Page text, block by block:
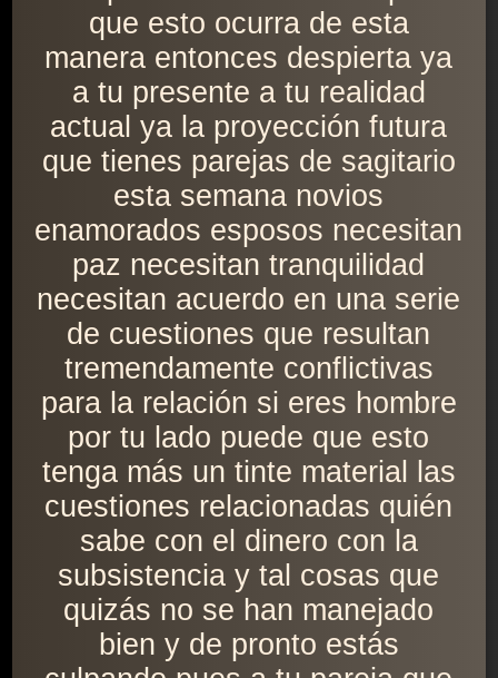
que esto ocurra de esta
manera entonces despierta ya
a tu presente a tu realidad
actual ya la proyección futura
que tienes parejas de sagitario
esta semana novios
enamorados esposos necesitan
paz necesitan tranquilidad
necesitan acuerdo en una serie
de cuestiones que resultan
tremendamente conflictivas
para la relación si eres hombre
por tu lado puede que esto
tenga más un tinte material las
cuestiones relacionadas quién
sabe con el dinero con la
subsistencia y tal cosas que
quizás no se han manejado
bien y de pronto estás